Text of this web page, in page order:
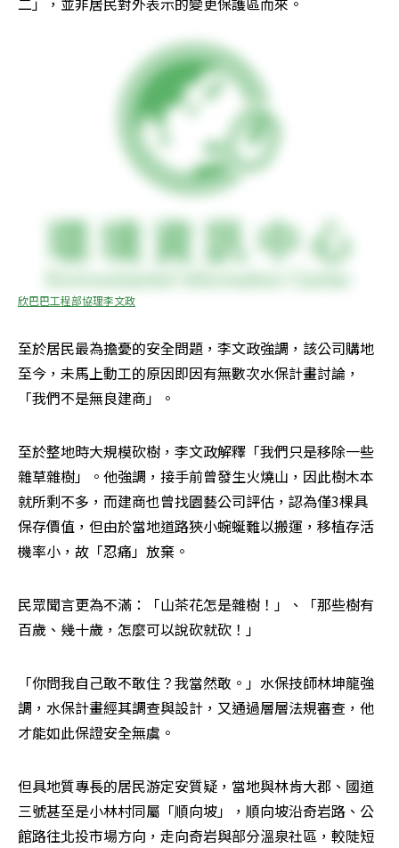
欣巴巴工程部協理李文政
至於居民最為擔憂的安全問題，李文政強調，該公司購地
至今，未馬上動工的原因即因有無數次水保計畫討論，
「我們不是無良建商」。
至於整地時大規模砍樹，李文政解釋「我們只是移除一些
雜草雜樹」。他強調，接手前曾發生火燒山，因此樹木本
就所剩不多，而建商也曾找園藝公司評估，認為僅3棵具
保存價值，但由於當地道路狹小蜿蜒難以搬運，移植存活
機率小，故「忍痛」放棄。
民眾聞言更為不滿：「山茶花怎是雜樹！」、「那些樹有
百歲、幾十歲，怎麼可以說砍就砍！」
「你問我自己敢不敢住？我當然敢。」水保技師林坤龍強
調，水保計畫經其調查與設計，又通過層層法規審查，他
才能如此保證安全無虞。
但具地質專長的居民游定安質疑，當地與林肯大郡、國道
三號甚至是小林村同屬「順向坡」，順向坡沿奇岩路、公
館路往北投市場方向，走向奇岩與部分溫泉社區，較陡短